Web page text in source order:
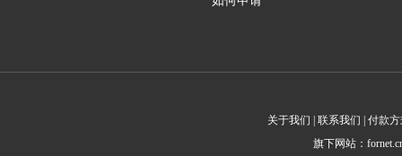
关于我们 | 联系我们 | 付款
旗下网站：